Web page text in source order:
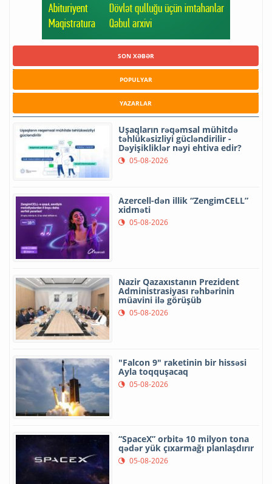
SON XƏBƏR
POPULYAR
YAZARLAR
Uşaqların rəqəmsal mühitdə
təhlükəsizliyi gücləndirilir -
Dəyişikliklər nəyi ehtiva edir?
05-08-2026
Azercell-dən illik “ZengimCELL”
xidməti
05-08-2026
Nazir Qazaxıstanın Prezident
Administrasiyası rəhbərinin
müavini ilə görüşüb
05-08-2026
"Falcon 9" raketinin bir hissəsi
Ayla toqquşacaq
05-08-2026
“SpaceX” orbitə 10 milyon tona
qədər yük çıxarmağı planlaşdırır
05-08-2026